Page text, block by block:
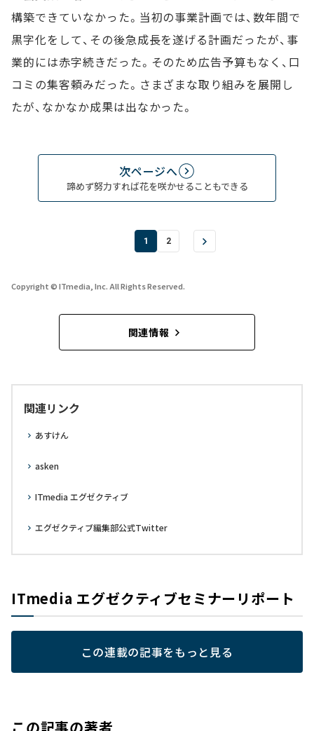
構築できていなかった。当初の事業計画では、数年間で
黒字化をして、その後急成長を遂げる計画だったが、事
業的には赤字続きだった。そのため広告予算もなく、口
コミの集客頼みだった。さまざまな取り組みを展開し
たが、なかなか成果は出なかった。
次ページへ
諦めず努力すれば花を咲かせることもできる
1 2
Copyright © ITmedia, Inc. All Rights Reserved.
関連情報
関連リンク
あすけん
asken
ITmedia エグゼクティブ
エグゼクティブ編集部公式Twitter
ITmedia エグゼクティブセミナーリポート
この連載の記事をもっと見る